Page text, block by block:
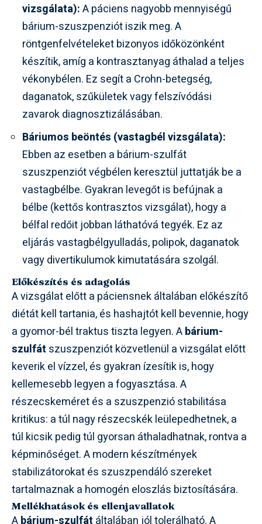
vizsgálata):A páciens nagyobb mennyiségű
bárium-szuszpenziót iszik meg. A
röntgenfelvételeket bizonyos időközönként
készítik, amíg a kontrasztanyag áthalad a teljes
vékonybélen. Ez segít a Crohn-betegség,
daganatok, szűkületek vagy felszívódási
zavarok diagnosztizálásában.
Báriumos beöntés (vastagbél vizsgálata):
Ebben az esetben a bárium-szulfát
szuszpenziót végbélen keresztül juttatják be a
vastagbélbe. Gyakran levegőt is befújnak a
bélbe (kettős kontrasztos vizsgálat), hogy a
bélfal redőit jobban láthatóvá tegyék. Ez az
eljárás vastagbélgyulladás, polipok, daganatok
vagy divertikulumok kimutatására szolgál.
Előkészítés és adagolás
A vizsgálat előtt a páciensnek általában előkészítő
diétát kell tartania, és hashajtót kell bevennie, hogy
a gyomor-bél traktus tiszta legyen. Abárium-
szulfát szuszpenziót közvetlenül a vizsgálat előtt
keverik el vízzel, és gyakran ízesítik is, hogy
kellemesebb legyen a fogyasztása. A
részecskeméret és a szuszpenzió stabilitása
kritikus: a túl nagy részecskék leülepedhetnek, a
túl kicsik pedig túl gyorsan áthaladhatnak, rontva a
képminőséget. A modern készítmények
stabilizátorokat és szuszpendáló szereket
tartalmaznak a homogén eloszlás biztosítására.
Mellékhatások és ellenjavallatok
Abárium-szulfát általában jól tolerálható. A